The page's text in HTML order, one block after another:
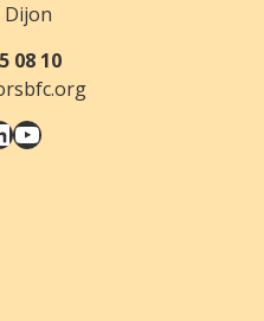
Dijon
08 10
YouTube